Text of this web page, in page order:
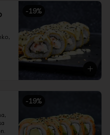
-19%
-19%